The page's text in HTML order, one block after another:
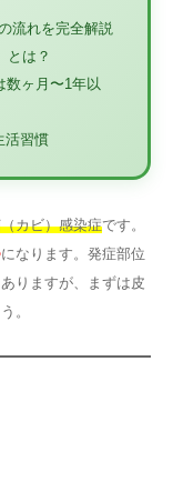
流れを完全解説
とは？
数ヶ月〜1年以
活習慣
カビ）感染症です。
になります。発症部位
りますが、まずは皮
。